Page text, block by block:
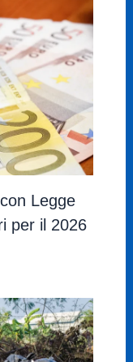
Legge
per il 2026